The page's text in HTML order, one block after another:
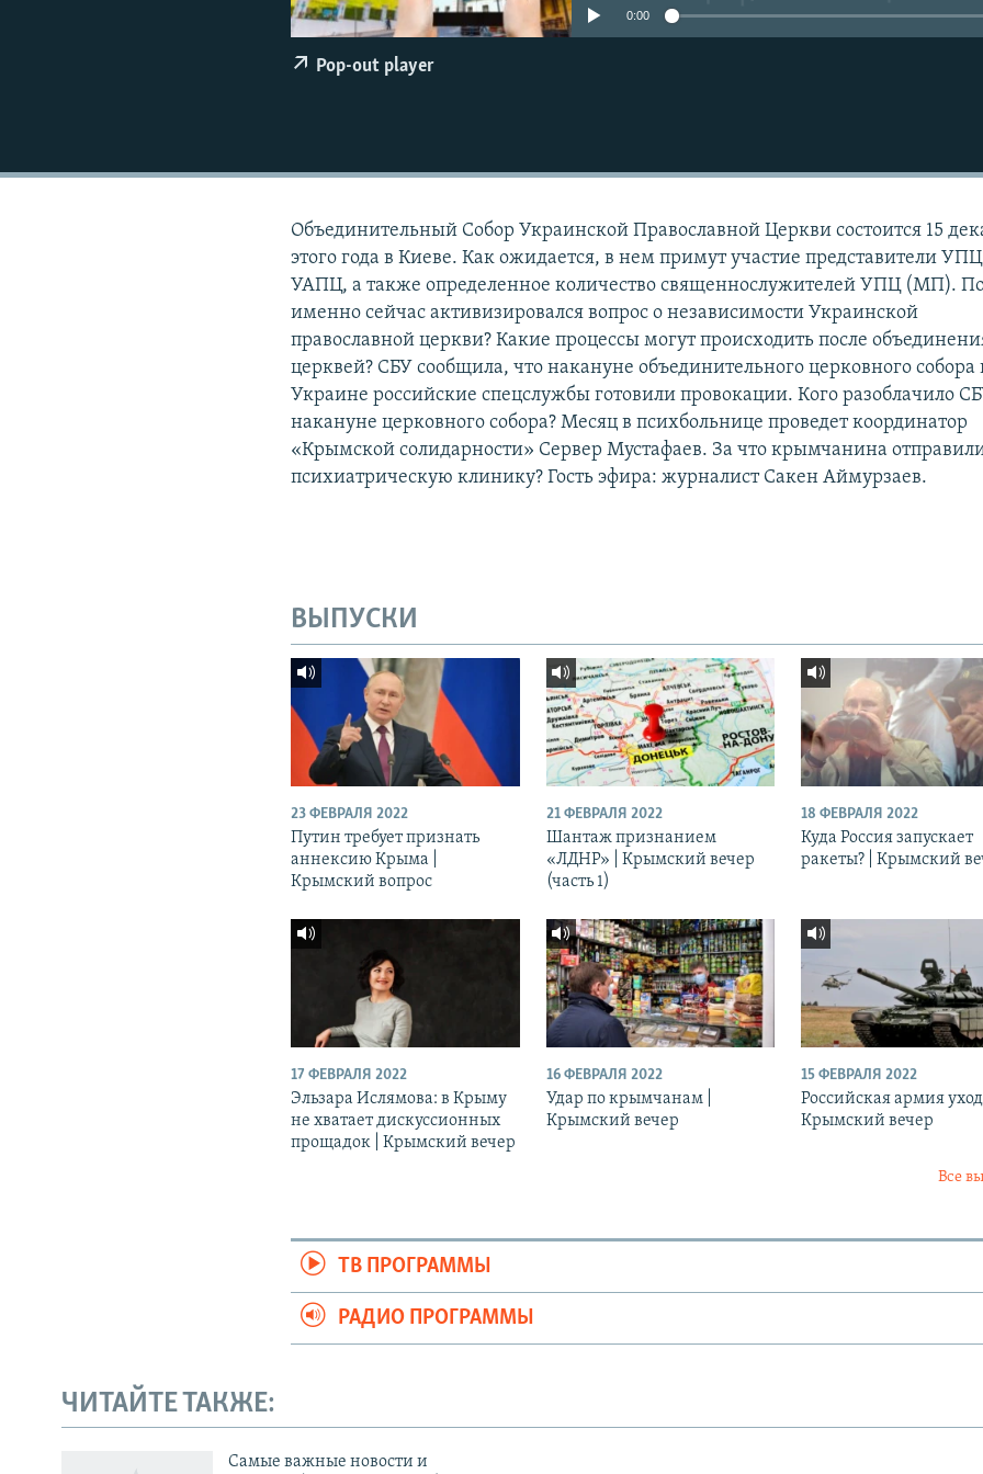
0:00
Pop-out player
Объединительный Собор Украинской Православной Церкви состоится 15
этого года в Киеве. Как ожидается, в нем примут участие представители
УАПЦ, а также определенное количество священнослужителей УПЦ (МП).
именно сейчас активизировался вопрос о независимости Украинской
православной церкви? Какие процессы могут происходить после
церквей? СБУ сообщила, что накануне объединительного церковного собора
Украине российские спецслужбы готовили провокации. Кого разоблачило
накануне церковного собора? Месяц в психбольнице проведет координатор
«Крымской солидарности» Сервер Мустафаев. За что крымчанина
психиатрическую клинику? Гость эфира: журналист Сакен Аймурзаев.
ВЫПУСКИ
23 ФЕВРАЛЯ 2022
Путин требует признать
аннексию Крыма |
Крымский вопрос
21 ФЕВРАЛЯ 2022
Шантаж признанием
«ЛДНР» | Крымский вечер
(часть 1)
18 ФЕВРАЛЯ 2022
Куда Россия запускает
ракеты? | Крымский
17 ФЕВРАЛЯ 2022
Эльзара Ислямова: в Крыму
не хватает дискуссионных
прощадок | Крымский вечер
16 ФЕВРАЛЯ 2022
Удар по крымчанам |
Крымский вечер
15 ФЕВРАЛЯ 2022
Российская армия
Крымский вечер
Все
ТВ ПРОГРАММЫ
РАДИО ПРОГРАММЫ
ЧИТАЙТЕ ТАКЖЕ:
Cамые важные новости и